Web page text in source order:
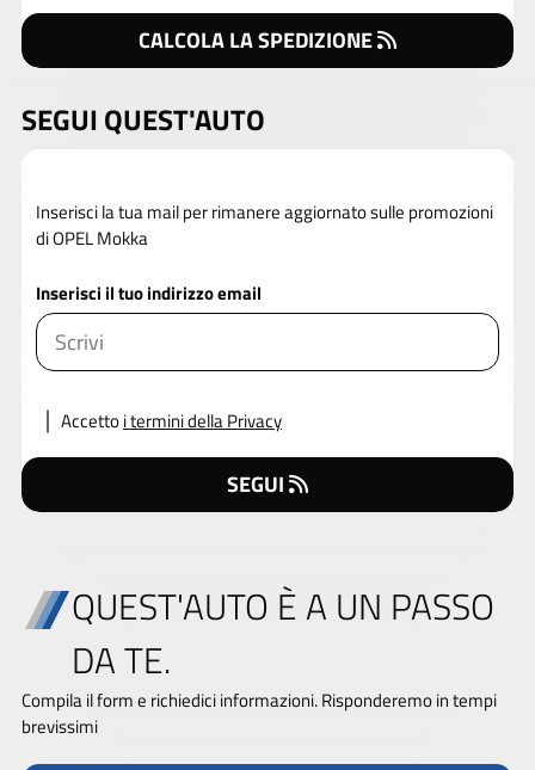
CALCOLA LA SPEDIZIONE
SEGUI QUEST'AUTO
Inserisci la tua mail per rimanere aggiornato sulle promozioni
di OPEL Mokka
Inserisci il tuo indirizzo email
Accettoi termini della Privacy
SEGUI
QUEST'AUTO È A UN PASSO
DA TE.
Compila il form e richiedici informazioni. Risponderemo in tempi
brevissimi